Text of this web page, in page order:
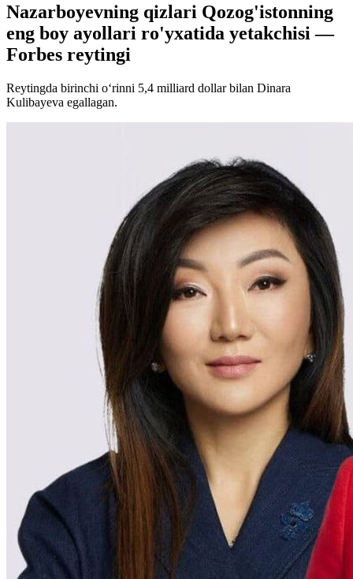
Nazarboyevning qizlari Qozog'istonning
eng boy ayollari ro'yxatida yetakchisi —
Forbes reytingi
Reytingda birinchi o‘rinni 5,4 milliard dollar bilan Dinara
Kulibayeva egallagan.